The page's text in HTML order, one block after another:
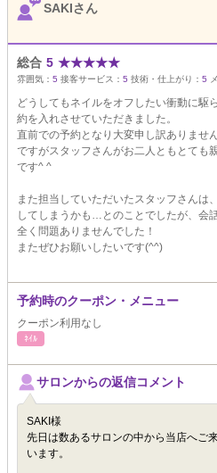
SAKIさん
総合 5 ★★★★★
雰囲気： 5 接客サービス： 5 技術・仕上がり： 5
どうしてもネイルをオフしたい衝動に駆
約を入れさせていただきました。
直前での予約となり大変申し訳ありませ
ですがスタッフさんがお二人ともとても
です^ ^
また担当していただいたスタッフさんは
してしまうかも…とのことでしたが、会
全く問題ありませんでした！
またぜひお願いしたいです(^^)
予約時のクーポン・メニュー
クーポン利用なし
ﾈｲﾙ
サロンからの返信コメント
SAKI様
先日は数あるサロンの中から当店へご
います。